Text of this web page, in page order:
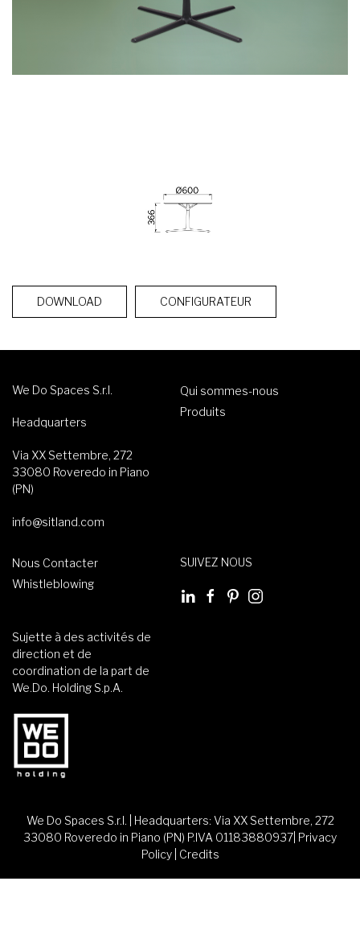
DOWNLOAD CONFIGURATEUR
We Do Spaces S.r.l.
Headquarters
Via XX Settembre, 272
33080 Roveredo in Piano
(PN)
info@sitland.com
Qui sommes-nous
Produits
Nous Contacter
Whistleblowing
SUIVEZ NOUS
Sujette à des activités de
direction et de
coordination de la part de
We.Do. Holding S.p.A.
We Do Spaces S.r.l. | Headquarters: Via XX Settembre, 272
33080 Roveredo in Piano (PN) P.IVA 01183880937| Privacy
Policy| Credits